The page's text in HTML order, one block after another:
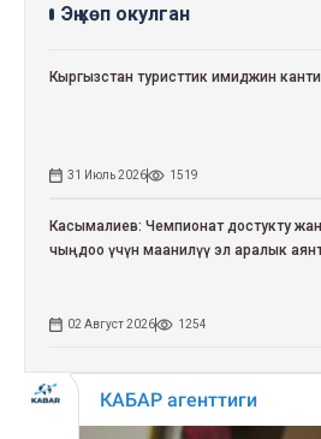
Эң көп окулган
Кыргызстан туристтик имиджин кантип
31 Июль 2026 1519
Касымалиев: Чемпионат достукту
чыңдоо үчүн маанилүү эл аралык
02 Август 2026 1254